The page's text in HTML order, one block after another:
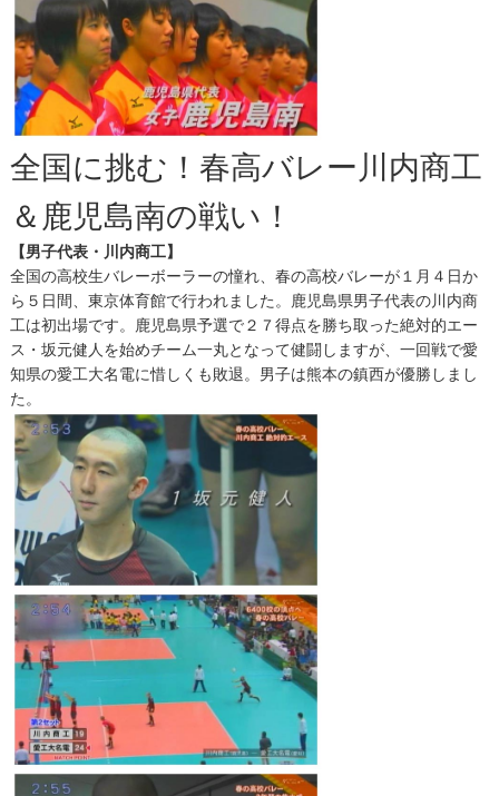
全国に挑む！春高バレー川内商工
＆鹿児島南の戦い！
【男子代表・川内商工】
全国の高校生バレーボーラーの憧れ、春の高校バレーが１月４日か
ら５日間、東京体育館で行われました。鹿児島県男子代表の川内商
工は初出場です。鹿児島県予選で２７得点を勝ち取った絶対的エー
ス・坂元健人を始めチーム一丸となって健闘しますが、一回戦で愛
知県の愛工大名電に惜しくも敗退。男子は熊本の鎮西が優勝しまし
た。